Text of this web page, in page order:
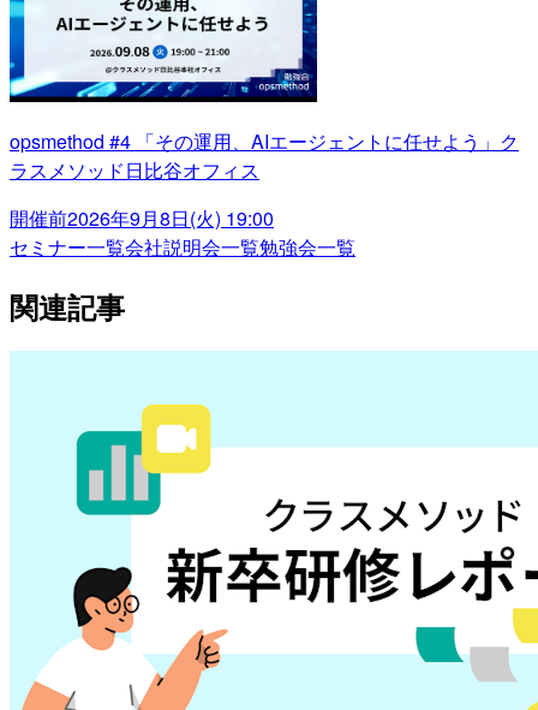
opsmethod #4 「その運用、AIエージェントに任せよう」ク
ラスメソッド日比谷オフィス
開催前2026年9月8日(火) 19:00
セミナー一覧会社説明会一覧勉強会一覧
関連記事